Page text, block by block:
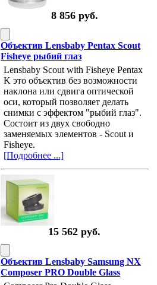
8 856 руб.
Объектив Lensbaby Pentax Scout
Fisheye рыбий глаз
Lensbaby Scout with Fisheye Pentax
K это объектив без возможности
наклона или сдвига оптической
оси, который позволяет делать
снимки с эффектом "рыбий глаз".
Состоит из двух свободно
заменяемых элементов - Scout и
Fisheye.
[Подробнее ...]
15 562 руб.
Объектив Lensbaby Samsung NX
Composer PRO Double Glass